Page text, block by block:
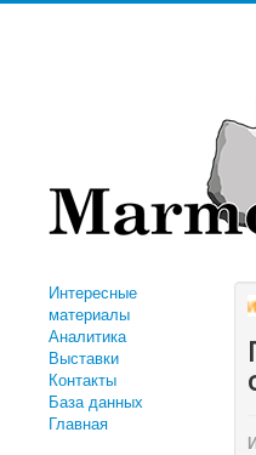
Интересные
материалы
Аналитика
Выставки
Контакты
База данных
Главная
"КОМПАНИЯ АЛМИР" -